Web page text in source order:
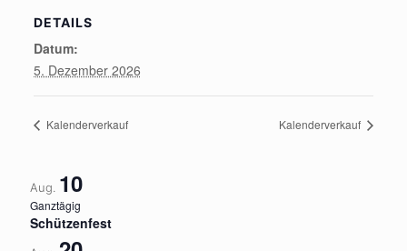
DETAILS
Datum:
5. Dezember 2026
Kalenderverkauf Kalenderverkauf
Aug. 10
Ganztägig
Schützenfest